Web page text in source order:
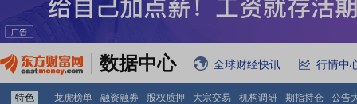
数据中心 全球财经快讯 行情中
特色 龙虎榜单 融资融券 股权质押 大宗交易 机构调研 期指持仓
公告